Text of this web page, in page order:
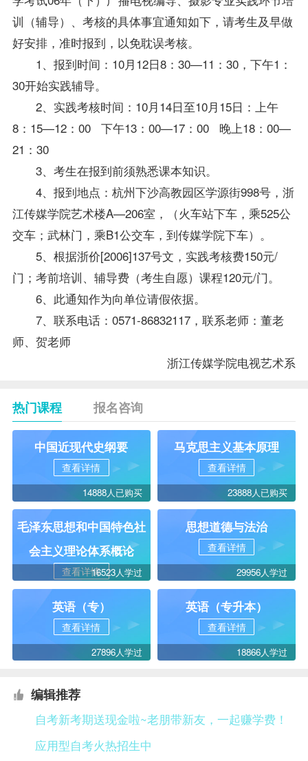
训（辅导）、考核的具体事宜通知如下，请考生及早做
好安排，准时报到，以免耽误考核。
1、报到时间：10月12日8：30—11：30，下午1：
30开始实践辅导。
2、实践考核时间：10月14日至10月15日：上午
8：15—12：00 下午13：00—17：00 晚上18：00—
21：30
3、考生在报到前须熟悉课本知识。
4、报到地点：杭州下沙高教园区学源街998号，浙
江传媒学院艺术楼A—206室，（火车站下车，乘525公
交车；武林门，乘B1公交车，到传媒学院下车）。
5、根据浙价[2006]137号文，实践考核费150元/
门；考前培训、辅导费（考生自愿） 课程120元/门。
6、此通知作为向单位请假依据。
7、联系电话：0571-86832117，联系老师：董老
师、贺老师
浙江传媒学院电视艺术系
热门课程 报名咨询
中国近现代史纲要
查看详情
14888人已购买
马克思主义基本原理
查看详情
23888人已购买
毛泽东思想和中国特色社
会主义理论体系概论
查看详情16523人学过
思想道德与法治
查看详情
29956人学过
英语（专）
查看详情
27896人学过
英语（专升本）
查看详情
18866人学过
编辑推荐
自考新考期送现金啦~老朋带新友，一起赚学费！
应用型自考火热招生中